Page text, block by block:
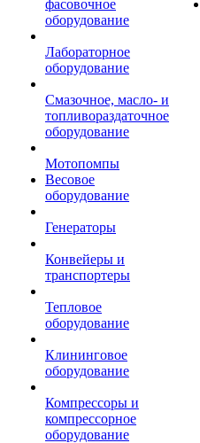
фасовочное
оборудование
Лабораторное
оборудование
Смазочное, масло- и
топливораздаточное
оборудование
Мотопомпы
Весовое
оборудование
Генераторы
Конвейеры и
транспортеры
Тепловое
оборудование
Клининговое
оборудование
Компрессоры и
компрессорное
оборудование